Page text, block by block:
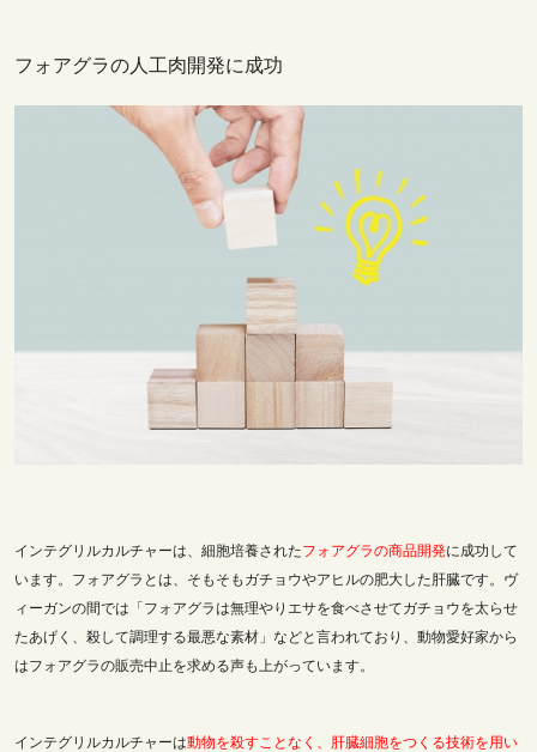
フォアグラの人工肉開発に成功
インテグリルカルチャーは、 細胞培養されたフォアグラの商品開発に成功して
います。フォアグラとは、そもそも ガチョウやアヒルの肥大した肝臓です。ヴ
ィーガンの間では「フォアグラは無理やりエサを食べさせてガチョウを太らせ
たあげく、殺して調理する最悪な素材」などと言われており、動物愛好家から
はフォアグラの販売中止を求める声も上がっています。
インテグリルカルチャーは動物を殺すことなく、 肝臓細胞をつくる技術を用い